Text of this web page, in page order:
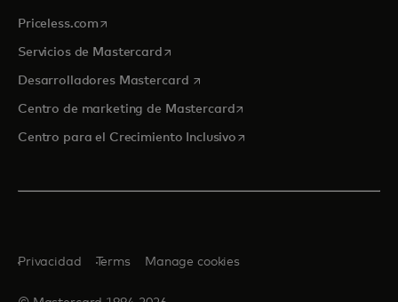
Priceless.com se abre en una pestaña nueva
Servicios de Mastercardse abre en una pestaña nueva
Desarrolladores Mastercard se abre en una pestaña nueva
Centro de marketing de Mastercardse abre en una pestaña
Centro para el Crecimiento Inclusivose abre en una pestaña
Privacidad Terms Manage cookies